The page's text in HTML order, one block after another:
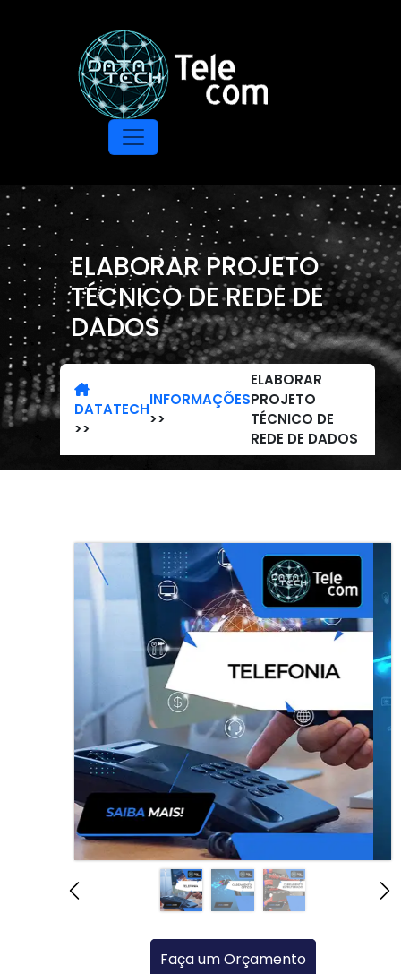
ELABORAR PROJETO
TÉCNICO DE REDE DE
DADOS
DATATECH
>>
INFORMAÇÕES
>>
ELABORAR
PROJETO
TÉCNICO DE
REDE DE DADOS
Faça um Orçamento